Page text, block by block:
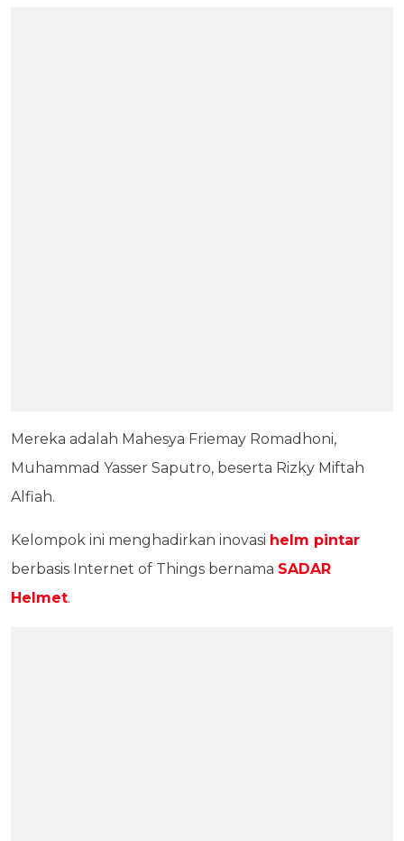
Mereka adalah Mahesya Friemay Romadhoni,
Muhammad Yasser Saputro, beserta Rizky Miftah
Alfiah.
Kelompok ini menghadirkan inovasi helm pintar
berbasis Internet of Things bernama SADAR
Helmet.